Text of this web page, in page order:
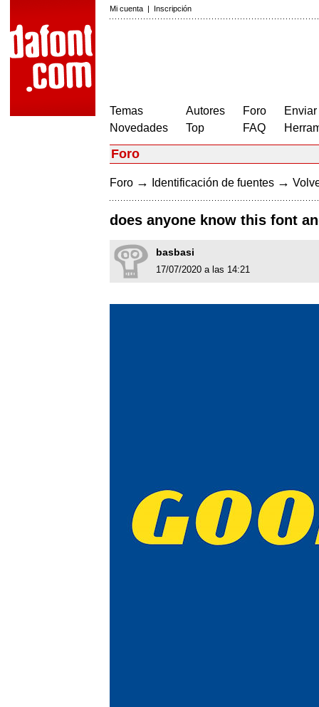
Mi cuenta | Inscripción
Temas
Novedades
Autores
Top
Foro
FAQ
Foro
Foro → Identificación de fuentes →
does anyone know this font
basbasi
17/07/2020 a las 14:21